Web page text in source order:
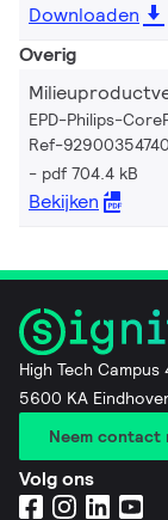
Downloaden
Overig
EPD-Philips-
Ref-
pdf 704.4 kB
Bekijken
High Tech
5600 KA
Neem contact
Volg ons